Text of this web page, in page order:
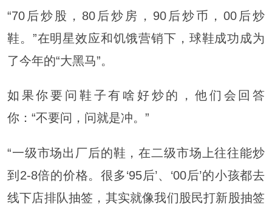
“70后炒股，80后炒房，90后炒币，00后炒
鞋。”在明星效应和饥饿营销下，球鞋成功成为
了今年的“大黑马”。
如果你要问鞋子有啥好炒的，他们会回答
你：“不要问，问就是冲。”
“一级市场出厂后的鞋，在二级市场上往往能炒
到2-8倍的价格。很多‘95后’、‘00后’的小孩都去
线下店排队抽签，其实就像我们股民打新股抽签